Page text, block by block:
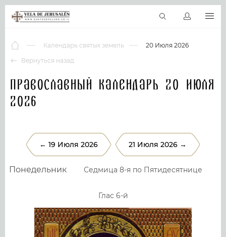
Виртуальные туры
RU
Вернуться назад
Календарь святых земель 20 Июля 2026
Православный календарь 20 Июля
2026
← 19 Июля 2026 21 Июля 2026 →
Понедельник Седмица 8-я по Пятидесятнице
Глас 6-й